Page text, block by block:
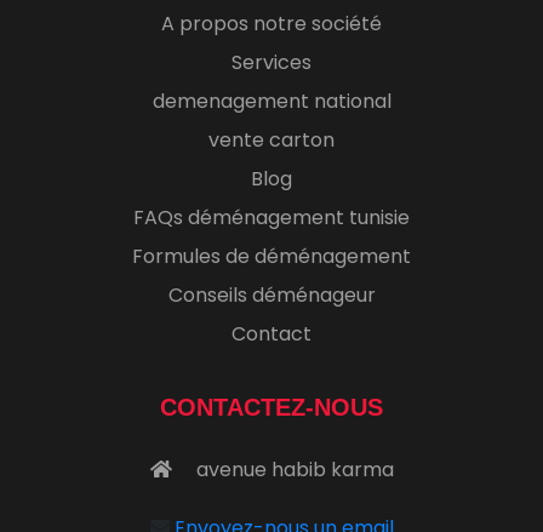
A propos notre société
Services
demenagement national
vente carton
Blog
FAQs déménagement tunisie
Formules de déménagement
Conseils déménageur
Contact
CONTACTEZ-NOUS
avenue habib karma